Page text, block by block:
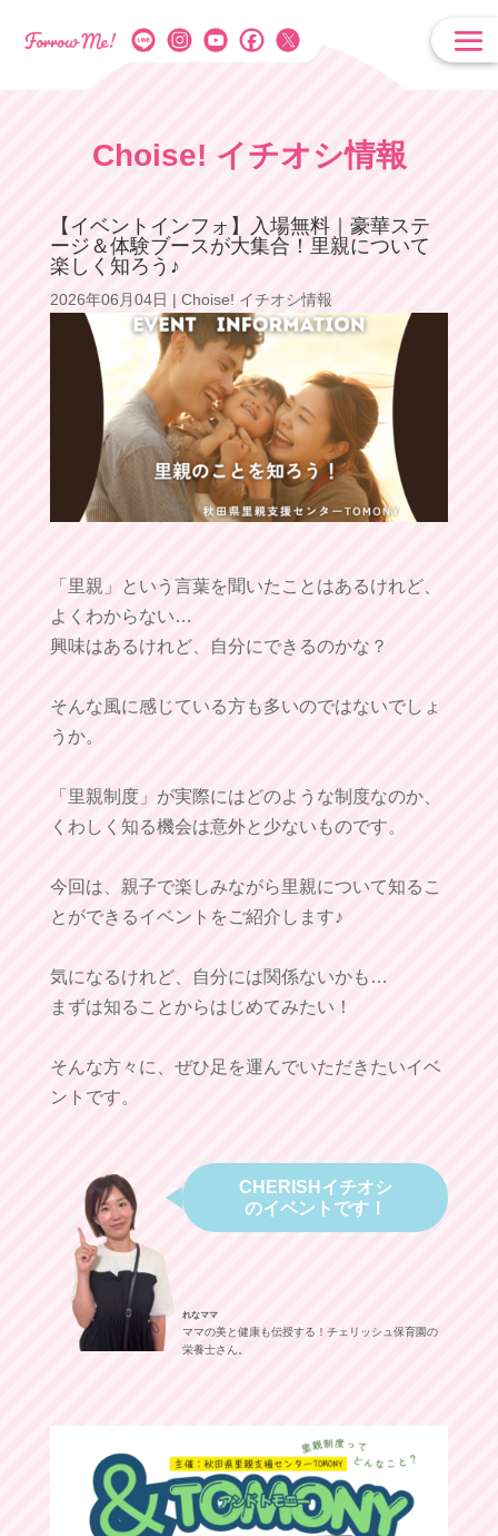
Choise! イチオシ情報
【イベントインフォ】入場無料｜豪華ステ
ージ＆体験ブースが大集合！里親について
楽しく知ろう♪
2026年06月04日 | Choise! イチオシ情報
「里親」という言葉を聞いたことはあるけれど、
よくわからない…
興味はあるけれど、自分にできるのかな？
そんな風に感じている方も多いのではないでしょ
うか。
「里親制度」が実際にはどのような制度なのか、
くわしく知る機会は意外と少ないものです。
今回は、親子で楽しみながら里親について知るこ
とができるイベントをご紹介します♪
気になるけれど、自分には関係ないかも…
まずは知ることからはじめてみたい！
そんな方々に、ぜひ足を運んでいただきたいイベ
ントです。
CHERISH イチオシ
のイベントです！
れなママ
ママの美と健康も伝授する！チェリッシュ保育園の
栄養士さん。